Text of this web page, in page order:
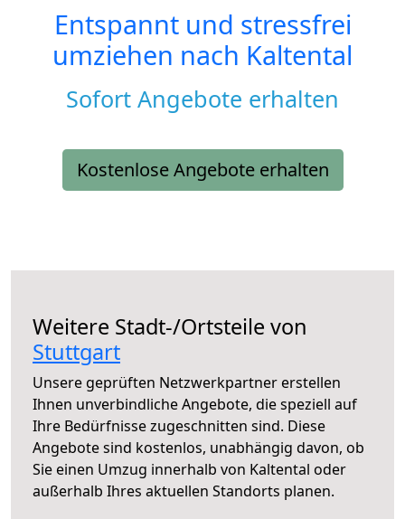
Entspannt und stressfrei
umziehen nach Kaltental
Sofort Angebote erhalten
Kostenlose Angebote erhalten
Weitere Stadt-/Ortsteile von
Stuttgart
Unsere geprüften Netzwerkpartner erstellen
Ihnen unverbindliche Angebote, die speziell auf
Ihre Bedürfnisse zugeschnitten sind. Diese
Angebote sind kostenlos, unabhängig davon, ob
Sie einen Umzug innerhalb von Kaltental oder
außerhalb Ihres aktuellen Standorts planen.